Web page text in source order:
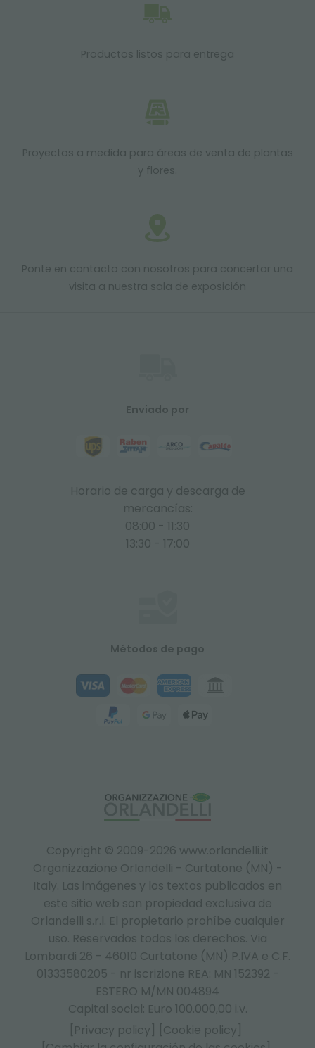
Productos listos para entrega
Proyectos a medida para áreas de venta de plantas
y flores.
Ponte en contacto con nosotros para concertar una
visita a nuestra sala de exposición
Copyright © 2009-2026 www.orlandelli.it
Organizzazione Orlandelli - Curtatone (MN) -
Italy. Las imágenes y los textos publicados en
este sitio web son propiedad exclusiva de
Orlandelli s.r.l. El propietario prohíbe cualquier
uso. Reservados todos los derechos. Via
Lombardi 26 - 46010 Curtatone (MN) P.IVA e C.F.
01333580205 - nr iscrizione REA: MN 152392 -
ESTERO M/MN 004894
Capital social: Euro 100.000,00 i.v.
[Privacy policy]
[Cookie policy]
Enviado por
Horario de carga y descarga de
mercancías:
08:00 - 11:30
13:30 - 17:00
Métodos de pago